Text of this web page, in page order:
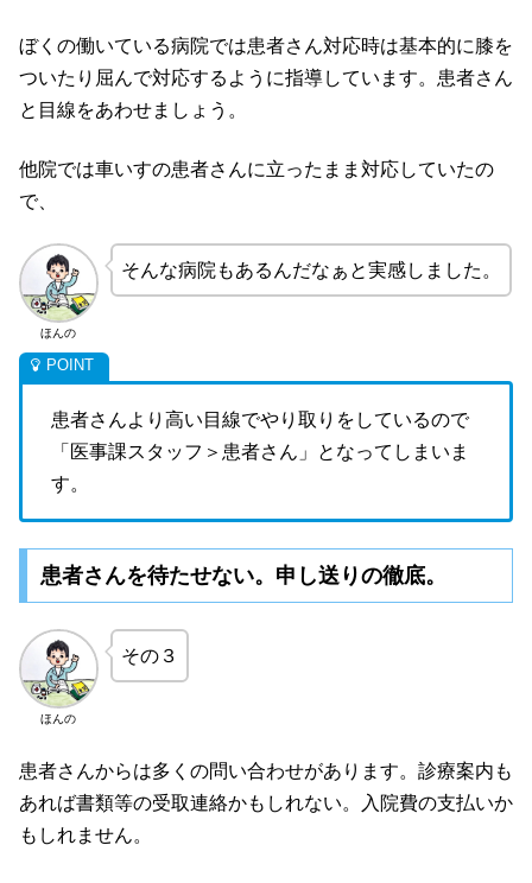
ぼくの働いている病院では患者さん対応時は基本的に膝を
ついたり屈んで対応するように指導しています。患者さん
と目線をあわせましょう。
他院では車いすの患者さんに立ったまま対応していたの
で、
ほんの
そんな病院もあるんだなぁと実感しました。
患者さんより高い目線でやり取りをしているので
「医事課スタッフ＞患者さん」となってしまいま
す。
患者さんを待たせない。申し送りの徹底。
ほんの
その３
患者さんからは多くの問い合わせがあります。診療案内も
あれば書類等の受取連絡かもしれない。入院費の支払いか
もしれません。